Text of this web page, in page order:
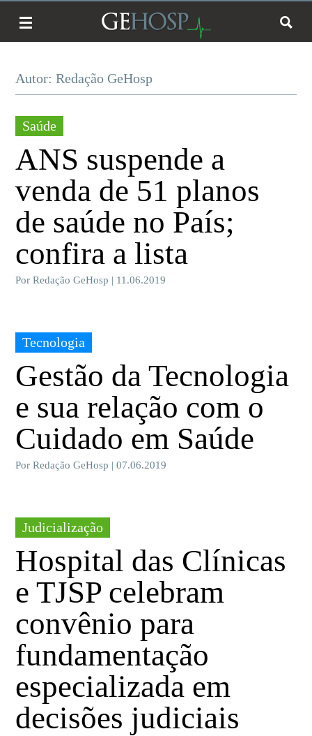
Autor: Redação GeHosp
Saúde
ANS suspende a
venda de 51 planos
de saúde no País;
confira a lista
Por Redação GeHosp | 11.06.2019
Tecnologia
Gestão da Tecnologia
e sua relação com o
Cuidado em Saúde
Por Redação GeHosp | 07.06.2019
Judicialização
Hospital das Clínicas
e TJSP celebram
convênio para
fundamentação
especializada em
decisões judiciais